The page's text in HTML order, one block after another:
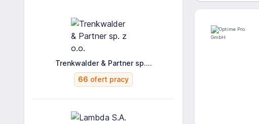
Trenkwalder & Partner sp....
66 ofert pracy